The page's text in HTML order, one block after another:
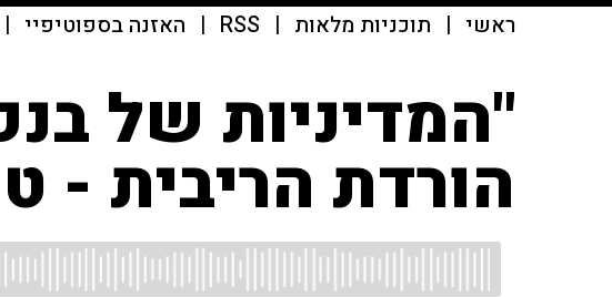
ראשי | תוכניות מלאות |
RSS
| האזנה בספוטיפיי |
"המדיניות של
הורדת הריבית -